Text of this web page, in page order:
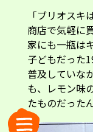
「ブリオス
商店で気軽に
家にも一瓶は
子どもだった
普及していな
も、レモン味
たものだった